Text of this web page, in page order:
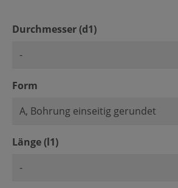
Durchmesser (d1)auswählen
Form
Länge (l1)auswählen